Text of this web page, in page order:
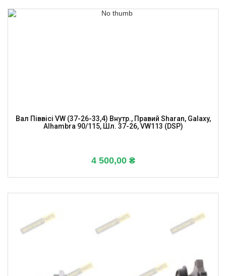
Вал Піввісі VW (37-26-33,4) Внутр., Правий Sharan, Galaxy,
Alhambra 90/115, Шл. 37-26, VW113 (DSP)
4 500,00 ₴